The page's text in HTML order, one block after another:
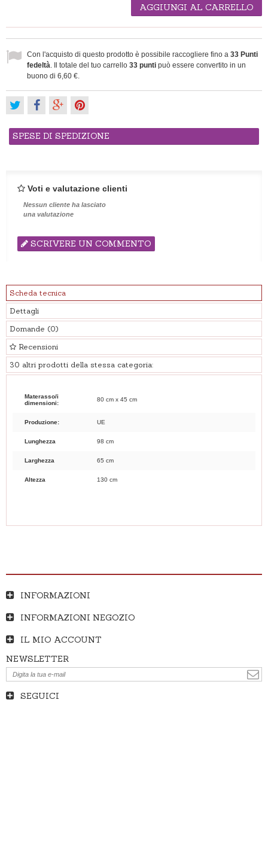
AGGIUNGI AL CARRELLO
Con l'acquisto di questo prodotto è possibile raccogliere fino a 33 Punti
fedeltà . Il totale del tuo carrello 33 punti può essere convertito in un
buono di 6,60 €
SPESE DI SPEDIZIONE
Voti e valutazione clienti
Nessun cliente ha lasciato
una valutazione
SCRIVERE UN COMMENTO
Scheda tecnica
Dettagli
Domande (0)
Recensioni
30 altri prodotti della stessa categoria:
Materasso/i
dimensioni:
80 cm x 45 cm
Produzione: UE
Lunghezza 98 cm
Larghezza 65 cm
Altezza 130 cm
INFORMAZIONI
INFORMAZIONI NEGOZIO
IL MIO ACCOUNT
NEWSLETTER
SEGUICI